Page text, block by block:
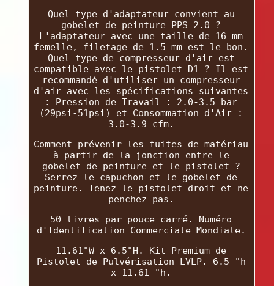
Quel type d'adaptateur convient au
gobelet de peinture PPS 2.0 ?
L'adaptateur avec une taille de 16 mm
femelle, filetage de 1.5 mm est le bon.
Quel type de compresseur d'air est
compatible avec le pistolet D1 ? Il est
recommandé d'utiliser un compresseur
d'air avec les spécifications suivantes
: Pression de Travail : 2.0-3.5 bar
(29psi-51psi) et Consommation d'Air :
3.0-3.9 cfm.
Comment prévenir les fuites de matériau
à partir de la jonction entre le
gobelet de peinture et le pistolet ?
Serrez le capuchon et le gobelet de
peinture. Tenez le pistolet droit et ne
penchez pas.
50 livres par pouce carré. Numéro
d'Identification Commerciale Mondiale.
11.61"W x 6.5"H. Kit Premium de
Pistolet de Pulvérisation LVLP. 6.5 "h
x 11.61 "h.